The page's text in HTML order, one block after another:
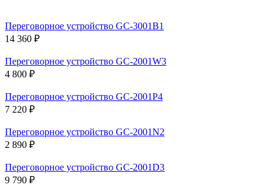
Переговорное устройство GC-3001B1
14 360 ₽
Переговорное устройство GC-2001W3
4 800 ₽
Переговорное устройство GC-2001P4
7 220 ₽
Переговорное устройство GC-2001N2
2 890 ₽
Переговорное устройство GC-2001D3
9 790 ₽